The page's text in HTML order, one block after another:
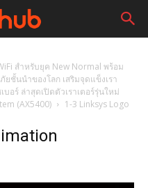
สำหรับยุค New Normal พร้อม
ชั้นนำของโลก เสริมจุดแข็งเรา
อร์ ล่าสุดเปิดตัวเราเตอร์รุ่นใหม่
(AX5400)
1-3 Linksys Logo